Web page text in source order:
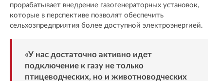
прорабатывает внедрение газогенераторных установок,
которые в перспективе позволят обеспечить
сельхозпредприятия более доступной электроэнергией.
«У нас достаточно активно идет
подключение к газу не только
птицеводческих, но и животноводческих